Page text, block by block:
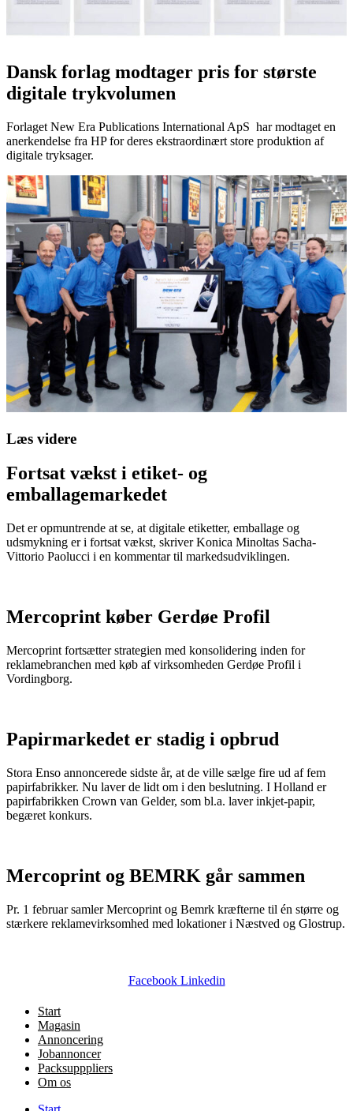
Dansk forlag modtager pris for største
digitale trykvolumen
Forlaget New Era Publications International ApS har modtaget en
anerkendelse fra HP for deres ekstraordinært store produktion af
digitale tryksager.
Læs videre
Fortsat vækst i etiket- og
emballagemarkedet
Det er opmuntrende at se, at digitale etiketter, emballage og
udsmykning er i fortsat vækst, skriver Konica Minoltas Sacha-
Vittorio Paolucci i en kommentar til markedsudviklingen.
Mercoprint køber Gerdøe Profil
Mercoprint fortsætter strategien med konsolidering inden for
reklamebranchen med køb af virksomheden Gerdøe Profil i
Vordingborg.
Papirmarkedet er stadig i opbrud
Stora Enso annoncerede sidste år, at de ville sælge fire ud af fem
papirfabrikker. Nu laver de lidt om i den beslutning. I Holland er
papirfabrikken Crown van Gelder, som bl.a. laver inkjet-papir,
begæret konkurs.
Mercoprint og BEMRK går sammen
Pr. 1 februar samler Mercoprint og Bemrk kræfterne til én større og
stærkere reklamevirksomhed med lokationer i Næstved og Glostrup.
Facebook Linkedin
Start
Magasin
Annoncering
Jobannoncer
Packsupppliers
Om os